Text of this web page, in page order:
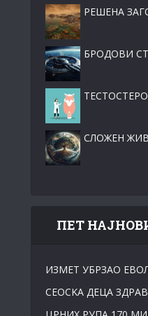
РЕШЕНА
БРОДОВИ
СЛОЖЕН
ПЕТ
ИЗМЕТ УБРЗАО
СЕОСKА ДЕЦА